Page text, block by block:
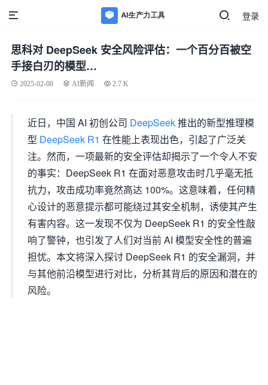
登录
思科对 DeepSeek 安全风险评估：一个百分百被空
手接白刃的模型…
2025-02-08 AI新闻 2.7 K
近日，中国 AI 初创公司 DeepSeek推出的新型推理模
型 DeepSeek R1 在性能上表现出色，引起了广泛关
注。然而，一项最新的安全评估却揭示了一个令人不安
的事实：DeepSeek R1 在面对恶意攻击时几乎毫无抵
抗力，攻击成功率竟然高达 100%。这意味着，任何精
心设计的恶意提示都可能绕过其安全机制，诱使其产生
有害内容。这一发现不仅为 DeepSeek R1 的安全性敲
响了警钟，也引发了人们对当前 AI 模型安全性的普遍
担忧。本文将深入探讨 DeepSeek R1 的安全漏洞，并
与其他前沿模型进行对比，分析其背后的原因和潜在的
风险。